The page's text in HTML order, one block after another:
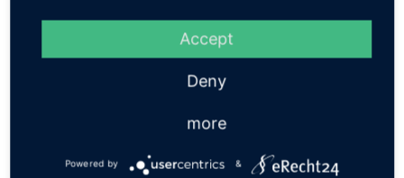
Accept
Deny
more
Powered by &